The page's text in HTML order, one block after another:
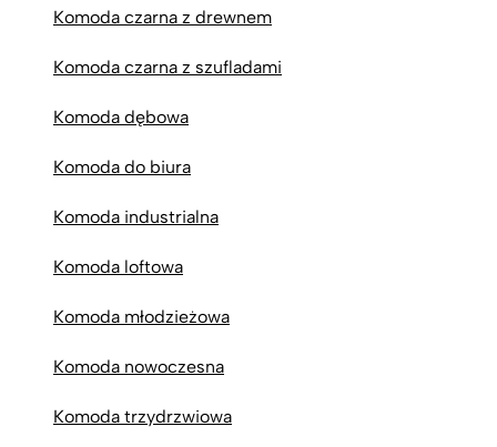
Komoda czarna z drewnem
Komoda czarna z szufladami
Komoda dębowa
Komoda do biura
Komoda industrialna
Komoda loftowa
Komoda młodzieżowa
Komoda nowoczesna
Komoda trzydrzwiowa